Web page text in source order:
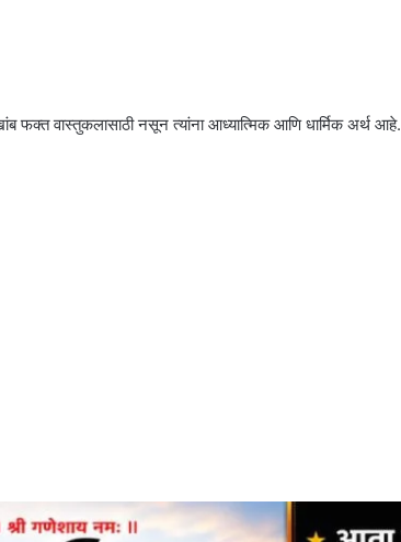
फक्त वास्तुकलासाठी नसून त्यांना आध्यात्मिक आणि धार्मिक अर्थ आहे.